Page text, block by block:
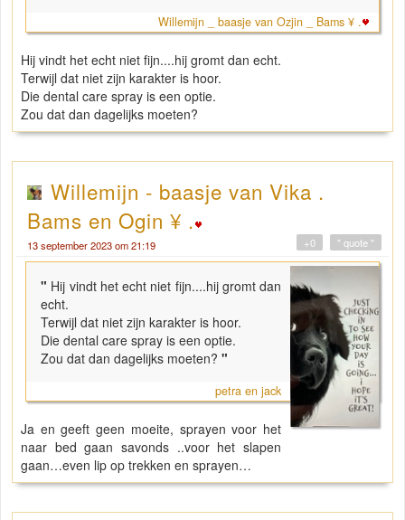
Willemijn _ baasje van Ozjin _ Bams ¥ .
Hij vindt het echt niet fijn....hij gromt dan echt.
Terwijl dat niet zijn karakter is hoor.
Die dental care spray is een optie.
Zou dat dan dagelijks moeten?
Willemijn - baasje van Vika .
Bams en Ogin ¥ .
13 september 2023 om 21:19 " quote "
+0
" Hij vindt het echt niet fijn....hij gromt dan
echt.
Terwijl dat niet zijn karakter is hoor.
Die dental care spray is een optie.
Zou dat dan dagelijks moeten? "
petra en jack
Ja en geeft geen moeite, sprayen voor het
naar bed gaan savonds ..voor het slapen
gaan…even lip op trekken en sprayen…